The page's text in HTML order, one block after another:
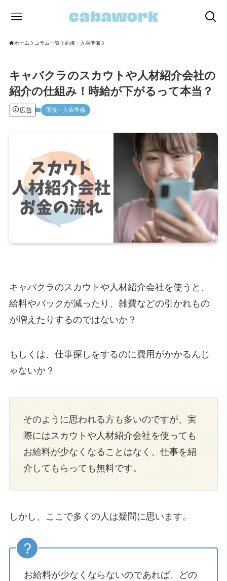
ホーム コラム一覧 面接・入店準備
キャバクラのスカウトや人材紹介会社の
紹介の仕組み！時給が下がるって本当？
広告 面接・入店準備
キャバクラのスカウトや人材紹介会社を使うと、
給料やバックが減ったり、雑費などの引かれもの
が増えたりするのではないか？
もしくは、仕事探しをするのに費用がかかるんじ
ゃないか？
そのように思われる方も多いのですが、実
際にはスカウトや人材紹介会社を使っても
お給料が少なくなることはなく、仕事を紹
介してもらっても無料です。
しかし、ここで多くの人は疑問に思います。
お給料が少なくならないのであれば、どの